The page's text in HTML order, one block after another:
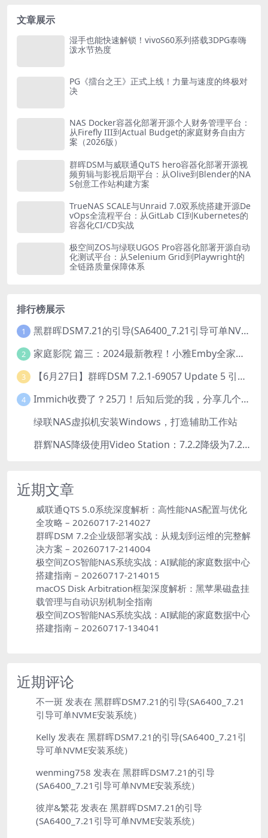
文章展示
湿手也能快速解锁！vivoS60系列搭载3DPG泰嗨
泼水节热度
PG《擂台之王》正式上线！力量与速度的终极对
决
NAS Docker容器化部署开源个人财务管理平台：
从Firefly III到Actual Budget的家庭财务自由方
案（2026版）
群晖DSM与威联通QuTS hero容器化部署开源视
频剪辑与影视后期平台：从Olive到Blender的NA
S创意工作站构建方案
TrueNAS SCALE与Unraid 7.0双系统搭建开源De
vOps全流程平台：从GitLab CI到Kubernetes的
容器化CI/CD实战
极空间ZOS与绿联UGOS Pro容器化部署开源自动
化测试平台：从Selenium Grid到Playwright的
全链路质量保障体系
排行榜展示
1 黑群晖DSM7.21的引导(SA6400_7.21引导可单NVME安装系统）
2 家庭影院 篇三：2024最新教程！小雅Emby全家桶又是什么？它和小雅AList又有什么区别？
3 【6月27日】群晖DSM 7.2.1-69057 Update 5 引导【附半洗白序列号】
4 Immich收费了？25刀！后知后觉的我，分享几个方法DIY这款最强家庭照片管理工具
绿联NAS虚拟机安装Windows，打造辅助工作站
群辉NAS降级使用Video Station：7.2.2降级为7.2.1，也可降为其他版本
近期文章
威联通QTS 5.0系统深度解析：高性能NAS配置与优化
全攻略 – 20260717-214027
群晖DSM 7.2企业级部署实战：从规划到运维的完整解
决方案 – 20260717-214004
极空间ZOS智能NAS系统实战：AI赋能的家庭数据中心
搭建指南 – 20260717-214015
macOS Disk Arbitration框架深度解析：黑苹果磁盘挂
载管理与自动识别机制全指南
极空间ZOS智能NAS系统实战：AI赋能的家庭数据中心
搭建指南 – 20260717-134041
近期评论
不一斑 发表在 黑群晖DSM7.21的引导(SA6400_7.21
引导可单NVME安装系统）
Kelly 发表在 黑群晖DSM7.21的引导(SA6400_7.21引
导可单NVME安装系统）
wenming758 发表在 黑群晖DSM7.21的引导
(SA6400_7.21引导可单NVME安装系统）
彼岸&繁花 发表在 黑群晖DSM7.21的引导
(SA6400_7.21引导可单NVME安装系统）